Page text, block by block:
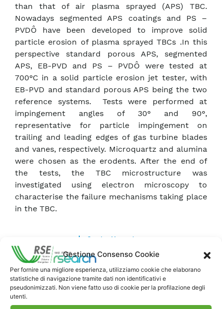
Gestione Consenso Cookie
Per fornire una migliore esperienza, utilizziamo cookie che elaborano
statistiche di navigazione tramite dati non identificativi e
pseudonimizzati. Non viene fatto uso di cookie per la profilazione degli
utenti.
than that of air plasma sprayed (APS) TBC.
Nowadays segmented APS coatings and PS –
PVDÔ have been developed to improve solid
particle erosion of plasma sprayed TBCs .In this
perspective standard porous APS, segmented
APS, EB-PVD and PS – PVDÔ were tested at
700°C in a solid particle erosion jet tester, with
EB-PVD and standard porous APS being the two
reference systems. Tests were performed at
impingement angles of 30° and 90°,
representative for particle impingement on
trailing and leading edges of gas turbine blades
and vanes, respectively. Microquartz and alumina
were chosen as the erodents. After the end of
the tests, the TBC microstructure was
investigated using electron microscopy to
characterise the failure mechanisms taking place
in the TBC.
Scarica Memoria
Commenti